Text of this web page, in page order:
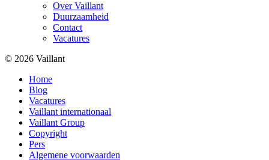
Over Vaillant
Duurzaamheid
Contact
Vacatures
© 2026 Vaillant
Home
Blog
Vacatures
Vaillant internationaal
Vaillant Group
Copyright
Pers
Algemene voorwaarden